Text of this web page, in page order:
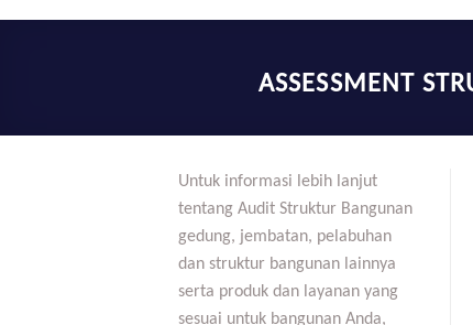
ASSESSMENT
Untuk informasi lebih lanjut
tentang Audit Struktur Bangunan
gedung, jembatan, pelabuhan
dan struktur bangunan lainnya
serta produk dan layanan yang
sesuai untuk bangunan Anda,